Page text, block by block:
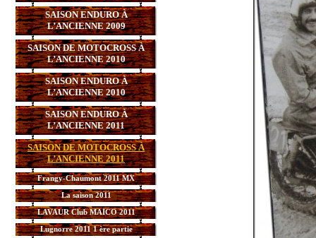
SAISON ENDURO À
L’ANCIENNE 2009
SAISON DE MOTOCROSS À
L’ANCIENNE 2010
SAISON ENDURO À
L’ANCIENNE 2010
SAISON ENDURO À
L’ANCIENNE 2011
SAISON DE MOTOCROSS À
L’ANCIENNE 2011
Frangy-Chaumont 2011 MX
La saison 2011
LAVAUR Club MAICO 2011
Lugnorre 2011 1 ère partie